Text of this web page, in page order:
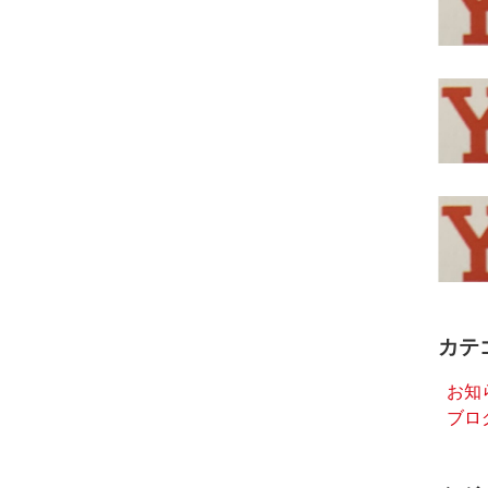
カテ
お知
ブロ